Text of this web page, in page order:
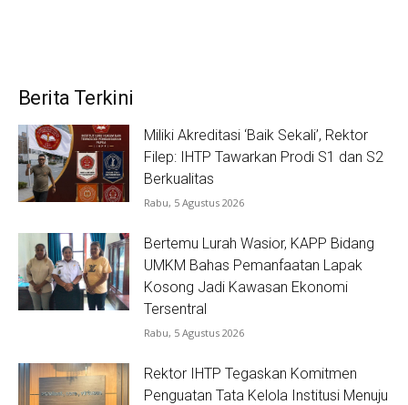
Berita Terkini
Miliki Akreditasi ‘Baik Sekali’, Rektor
Filep: IHTP Tawarkan Prodi S1 dan S2
Berkualitas
Rabu, 5 Agustus 2026
Bertemu Lurah Wasior, KAPP Bidang
UMKM Bahas Pemanfaatan Lapak
Kosong Jadi Kawasan Ekonomi
Tersentral
Rabu, 5 Agustus 2026
Rektor IHTP Tegaskan Komitmen
Penguatan Tata Kelola Institusi Menuju